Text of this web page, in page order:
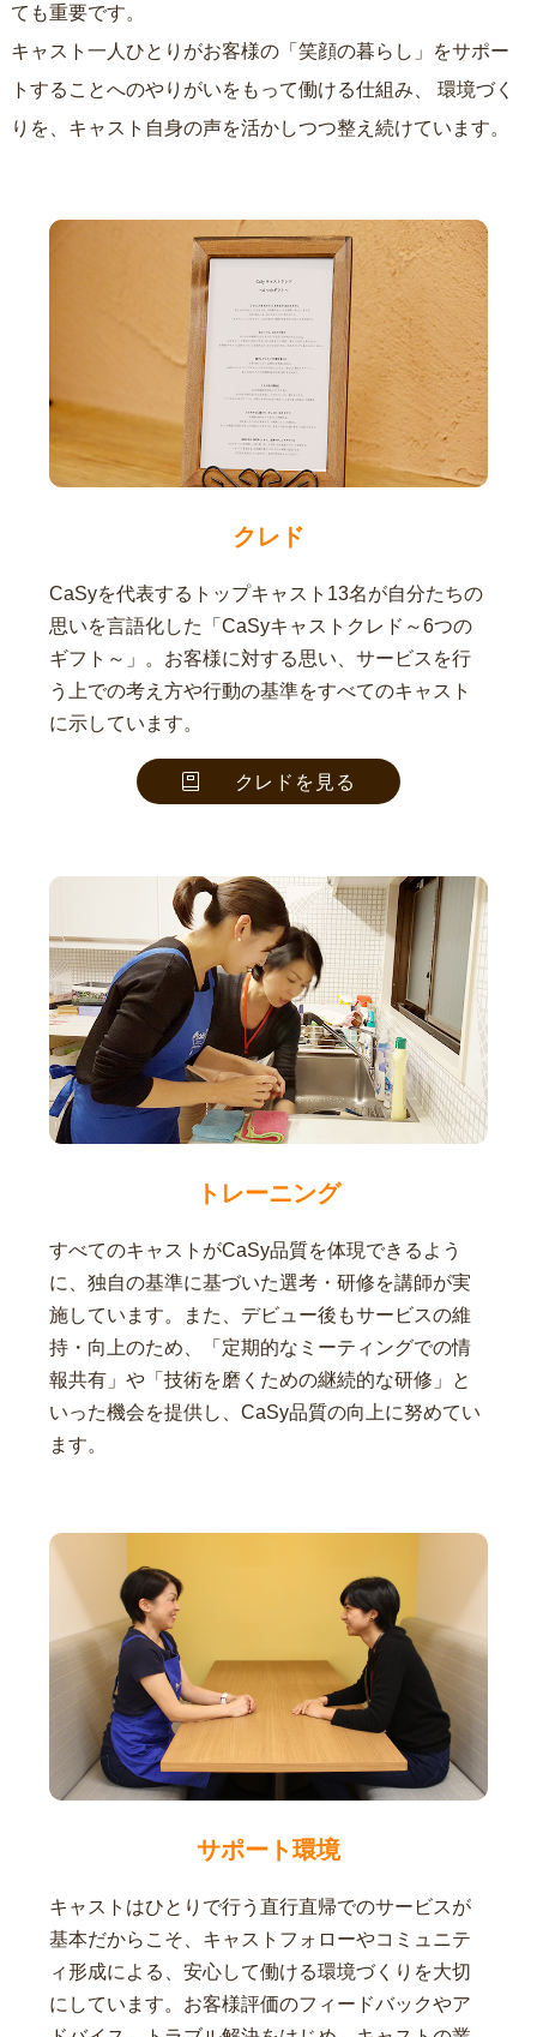
ても重要です。
キャスト一人ひとりがお客様の「笑顔の暮らし」をサポー
トすることへのやりがいをもって働ける仕組み、
りを、キャスト自身の声を活かしつつ整え続けています。
クレド
CaSyを代表するトップキャスト13名が自分たちの
思いを言語化した「CaSyキャストクレド～6つの
ギフト～」。お客様に対する思い、サービスを行
う上での考え方や行動の基準をすべてのキャスト
に示しています。
クレドを見る
トレーニング
すべてのキャストがCaSy品質を体現できるよう
に、独自の基準に基づいた選考・研修を講師が実
施しています。また、デビュー後もサービスの維
持・向上のため、「定期的なミーティングでの情
報共有」や「技術を磨くための継続的な研修」と
いった機会を提供し、CaSy品質の向上に努めてい
ます。
サポート環境
キャストはひとりで行う直行直帰でのサービスが
基本だからこそ、キャストフォローやコミュニテ
ィ形成による、安心して働ける環境づくりを大切
にしています。お客様評価のフィードバックやア